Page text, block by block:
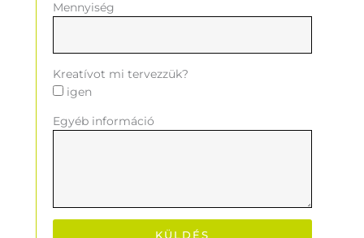
Mennyiség
Kreatívot mi tervezzük?
igen
Egyéb információ
KÜLDÉS